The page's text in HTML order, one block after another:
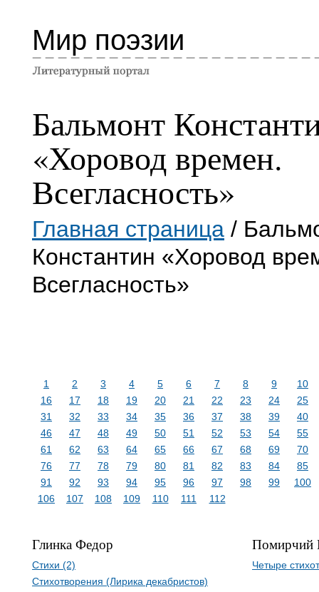
Мир поэзии
Бальмонт
«Хоровод времен.
Всегласность»
Главная страница /
Константин «Хоровод
Всегласность»
1 2 3 4 5 6 7 8 9
10
16
17 18 19 20 21 22 23 24
25
31
32 33 34 35 36 37 38 39
40
46
47 48 49 50 51 52 53 54
55
61
62 63 64 65 66 67 68 69
70
76
77 78 79 80 81 82 83 84
85
91
92 93 94 95 96 97 98 99
100
106
107 108 109 110 111 112
Глинка Федор
Стихи (2)
Стихотворения (Лирика декабристов)
Помирчий
Четыре